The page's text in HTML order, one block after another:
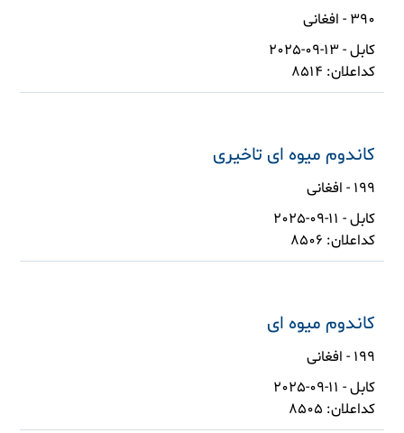
390 - افغانی
کابل - 13-09-2025
کداعلان: 8514
کاندوم میوه ای تاخیری
199 - افغانی
کابل - 11-09-2025
کداعلان: 8506
کاندوم میوه ای
199 - افغانی
کابل - 11-09-2025
کداعلان: 8505